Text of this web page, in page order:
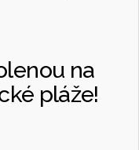
na
pláže!